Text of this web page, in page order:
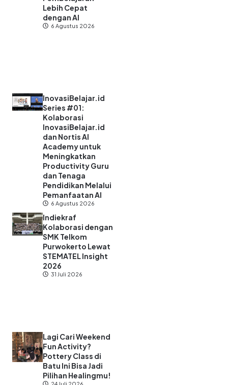
Lebih Cepat
dengan AI
6 Agustus 2026
InovasiBelajar.id
Series #01:
Kolaborasi
InovasiBelajar.id
dan Nortis AI
Academy untuk
Meningkatkan
Productivity Guru
dan Tenaga
Pendidikan Melalui
Pemanfaatan AI
6 Agustus 2026
Indiekraf
Kolaborasi dengan
SMK Telkom
Purwokerto Lewat
STEMATEL Insight
2026
31 Juli 2026
Lagi Cari Weekend
Fun Activity?
Pottery Class di
Batu Ini Bisa Jadi
Pilihan Healingmu!